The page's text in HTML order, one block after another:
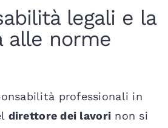
legali e la
alle norme
professionali in
direttore dei lavori non si